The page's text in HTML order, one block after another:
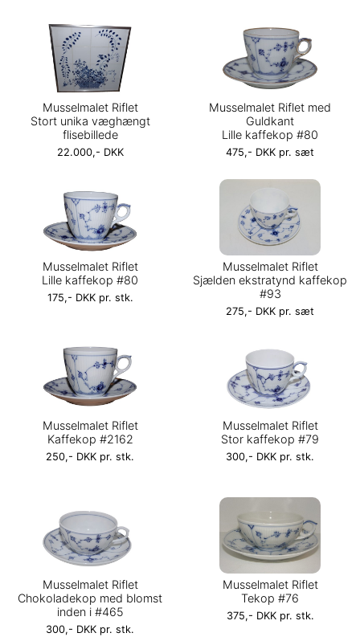
Musselmalet Riflet
Stort unika væghængt
flisebillede
22.000,- DKK
Musselmalet Riflet med
Guldkant
Lille kaffekop #80
475,- DKK pr. sæt
Musselmalet Riflet
Lille kaffekop #80
175,- DKK pr. stk.
Musselmalet Riflet
Sjælden ekstratynd kaffekop
#93
275,- DKK pr. sæt
Musselmalet Riflet
Kaffekop #2162
250,- DKK pr. stk.
Musselmalet Riflet
Stor kaffekop #79
300,- DKK pr. stk.
Musselmalet Riflet
Chokoladekop med blomst
inden i #465
300,- DKK pr. stk.
Musselmalet Riflet
Tekop #76
375,- DKK pr. stk.